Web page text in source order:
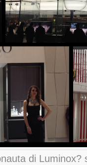
di Luminox?